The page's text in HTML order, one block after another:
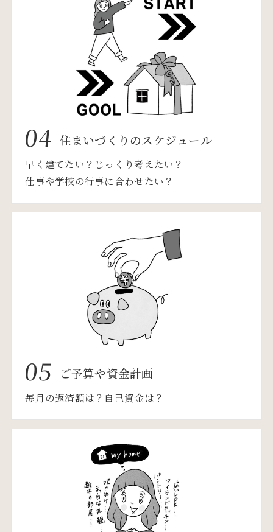
04 住まいづくりのスケジュール
早く建てたい？じっくり考えたい？
仕事や学校の行事に合わせたい？
05 ご予算や資金計画
毎月の返済額は？自己資金は？